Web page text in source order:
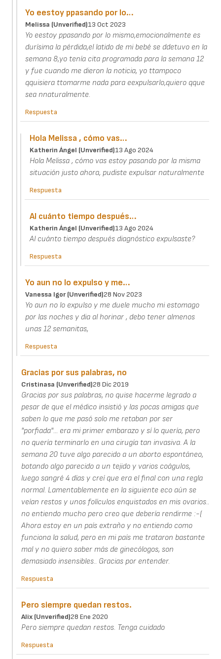
Yo eestoy ppasando por lo…
Melissa (unverified)13 Oct 2023
Yo eestoy ppasando por lo mismo,emocionalmente es
durísima la pérdida,el latido de mi bebé se ddetuvo en la
semana 8,yo tenía cita programada para la semana 12
y fue cuando me dieron la noticia, yo ttampoco
qquisiera ttomarme nada para eexpulsarlo,quiero qque
sea nnaturalmente.
Respuesta
Hola Melissa , cómo vas…
Katherin Ángel (unverified)13 Ago 2024
Hola Melissa , cómo vas estoy pasando por la misma
situación justo ahora, pudiste expulsar naturalmente
Respuesta
Al cuánto tiempo después…
Katherin Ángel (unverified)13 Ago 2024
Al cuánto tiempo después diagnóstico expulsaste?
Respuesta
Yo aun no lo expulso y me…
Vanessa Igor (unverified)28 Nov 2023
Yo aun no lo expulso y me duele mucho mi estomago
por las noches y dia al horinar , debo tener almenos
unas 12 semanitas,
Respuesta
Gracias por sus palabras, no
Cristinasa (unverified)28 Dic 2019
Gracias por sus palabras, no quise hacerme legrado a
pesar de que el médico insistió y las pocas amigas que
saben lo que me pasó solo me retaban por ser
"porfiada"... era mi primer embarazo y sí lo quería, pero
no quería terminarlo en una cirugía tan invasiva. A la
semana 20 tuve algo parecido a un aborto espontáneo,
botando algo parecido a un tejido y varios coágulos,
luego sangré 4 días y creí que era el final con una regla
normal. Lamentablemente en la siguiente eco aún se
veían restos y unos folículos enquistados en mis ovarios..
no entiendo mucho pero creo que debería rendirme :-(
Ahora estoy en un país extraño y no entiendo como
funciona la salud, pero en mi país me trataron bastante
mal y no quiero saber más de ginecólogos, son
demasiado insensibles.. Gracias por entender.
Respuesta
Pero siempre quedan restos.
Alix (unverified)28 Ene 2020
Pero siempre quedan restos. Tenga cuidado
Respuesta